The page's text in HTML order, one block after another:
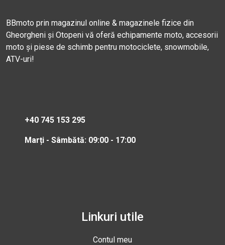
BBmoto prin magazinul online & magazinele fizice din
Gheorgheni și Otopeni vă oferă echipamente moto, accesorii
moto și piese de schimb pentru motociclete, snowmobile,
ATV-uri!
+40 745 153 295
Marți - Sâmbătă: 09:00 - 17:00
Linkuri utile
Contul meu